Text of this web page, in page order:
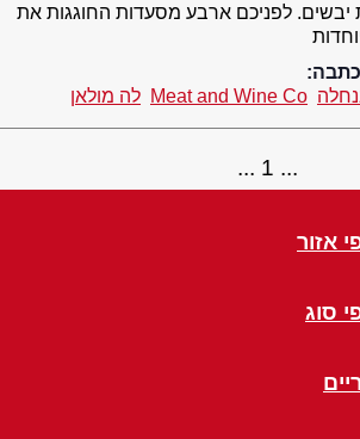
יבשים. לפניכם ארבע מסעדות החוגגות את
Meat and Wine Co לה מולאן
1
אזור
סוג